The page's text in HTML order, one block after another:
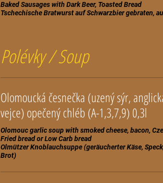
Baked Sausages with Dark Beer, Toasted Bread
Tschechische Bratwurst auf Schwarzbier gebraten,
Polévky / Soup
Olomoucká česnečka (uzený sýr,
vejce) opečený chléb (A-1,3,7,9) 0,3l
Olomouc garlic soup with smoked cheese, bacon,
Fried bread or Low Carb bread
Olmützer Knoblauchsuppe (geräucherter Käse,